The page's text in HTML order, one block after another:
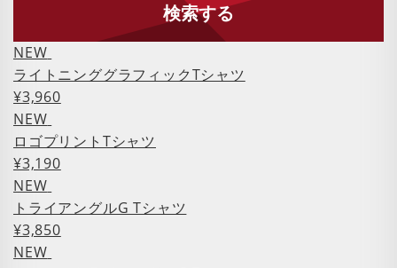
検索する
NEW
ライトニンググラフィックTシャツ
¥3,960
NEW
ロゴプリントTシャツ
¥3,190
NEW
トライアングルG Tシャツ
¥3,850
NEW